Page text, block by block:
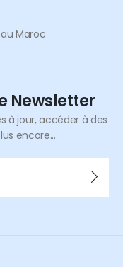
Maroc
Newsletter
à jour, accéder à des
encore...